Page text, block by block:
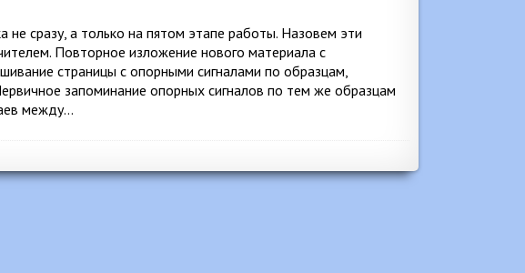
не сразу, а только на пятом этапе работы. Назовем эти
Повторное изложение нового материала с
страницы с опорными сигналами по образцам,
запоминание опорных сигналов по тем же образцам
между…